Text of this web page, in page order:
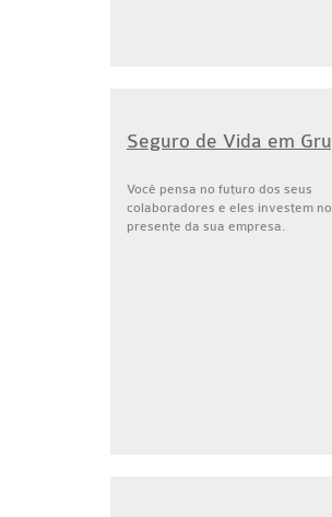
Seguro de Vida em
Você pensa no futuro dos seus
colaboradores e eles investem no
presente da sua empresa.